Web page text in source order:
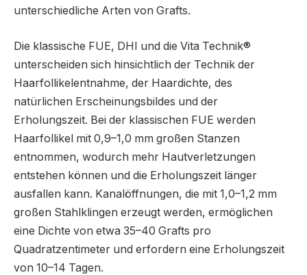
unterschiedliche Arten von Grafts.
Die klassische FUE, DHI und die Vita Technik®
unterscheiden sich hinsichtlich der Technik der
Haarfollikelentnahme, der Haardichte, des
natürlichen Erscheinungsbildes und der
Erholungszeit. Bei der klassischen FUE werden
Haarfollikel mit 0,9–1,0 mm großen Stanzen
entnommen, wodurch mehr Hautverletzungen
entstehen können und die Erholungszeit länger
ausfallen kann. Kanalöffnungen, die mit 1,0–1,2 mm
großen Stahlklingen erzeugt werden, ermöglichen
eine Dichte von etwa 35–40 Grafts pro
Quadratzentimeter und erfordern eine Erholungszeit
von 10–14 Tagen.